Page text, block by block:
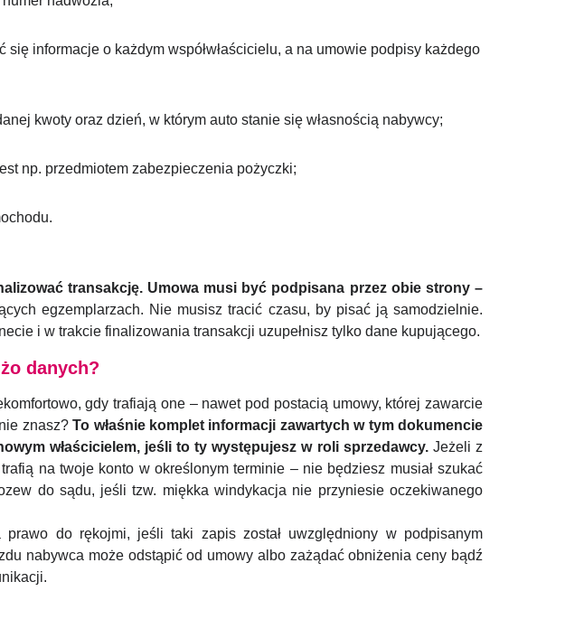
informacje o każdym współwłaścicielu, a na umowie podpisy każdego
kwoty oraz dzień, w którym auto stanie się własnością nabywcy;
np. przedmiotem zabezpieczenia pożyczki;
transakcję. Umowa musi być podpisana przez obie strony –
egzemplarzach. Nie musisz tracić czasu, by pisać ją samodzielnie.
i w trakcie finalizowania transakcji uzupełnisz tylko dane kupującego.
danych?
gdy trafiają one – nawet pod postacią umowy, której zawarcie
znasz?To właśnie komplet informacji zawartych w tym dokumencie
właścicielem, jeśli to ty występujesz w roli sprzedawcy.Jeżeli z
na twoje konto w określonym terminie – nie będziesz musiał szukać
do sądu, jeśli tzw. miękka windykacja nie przyniesie oczekiwanego
do rękojmi, jeśli taki zapis został uwzględniony w podpisanym
nabywca może odstąpić od umowy albo zażądać obniżenia ceny bądź